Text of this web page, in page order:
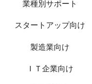
業種別サポート
スタートアップ向け
製造業向け
ＩＴ企業向け